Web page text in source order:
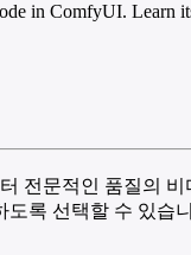
in ComfyUI. Learn
전문적인 품질의
도록 선택할 수 있습